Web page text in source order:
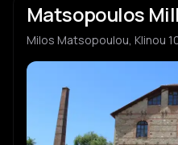
Matsopoulos Mill
Milos Matsopoulou, Klinou